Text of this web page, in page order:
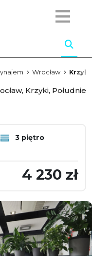
Wrocław Krzyki
Krzyki, Południe
3 piętro
4 230 zł